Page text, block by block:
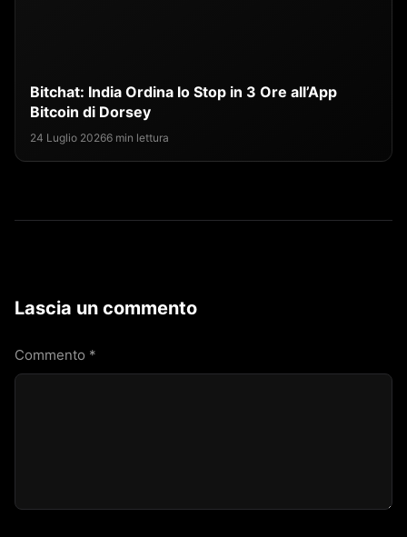
Bitchat: India Ordina lo Stop in 3 Ore all’App
Bitcoin di Dorsey
24 Luglio 20266 min lettura
Lascia un commento
Commento *